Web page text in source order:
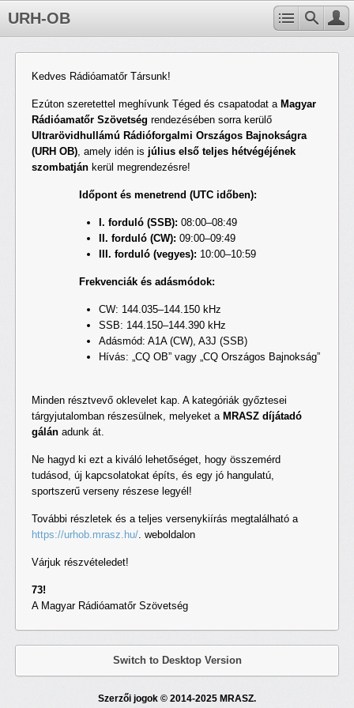
URH-OB
Kedves Rádióamatőr Társunk!
Ezúton szeretettel meghívunk Téged és csapatodat a Magyar
Rádióamatőr Szövetség rendezésében sorra kerülő
Ultrarövidhullámú Rádióforgalmi Országos Bajnokságra
(URH OB), amely idén is július első teljes hétvégéjének
szombatján kerül megrendezésre!
Időpont és menetrend (UTC időben):
I. forduló (SSB): 08:00–08:49
II. forduló (CW): 09:00–09:49
III. forduló (vegyes): 10:00–10:59
Frekvenciák és adásmódok:
CW: 144.035–144.150 kHz
SSB: 144.150–144.390 kHz
Adásmód: A1A (CW), A3J (SSB)
Hívás: „CQ OB” vagy „CQ Országos Bajnokság”
Minden résztvevő oklevelet kap. A kategóriák győztesei
tárgyjutalomban részesülnek, melyeket a MRASZ díjátadó
gálán adunk át.
Ne hagyd ki ezt a kiváló lehetőséget, hogy összemérd
tudásod, új kapcsolatokat építs, és egy jó hangulatú,
sportszerű verseny részese legyél!
További részletek és a teljes versenykiírás megtalálható a
https://urhob.mrasz.hu/. weboldalon
Várjuk részvételedet!
73!
A Magyar Rádióamatőr Szövetség
Switch to Desktop Version
Szerzői jogok © 2014-2025 MRASZ.